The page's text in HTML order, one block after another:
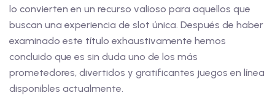
lo convierten en un recurso valioso para aquellos que
buscan una experiencia de slot única. Después de haber
examinado este título exhaustivamente hemos
concluido que es sin duda uno de los más
prometedores, divertidos y gratificantes juegos en línea
disponibles actualmente.